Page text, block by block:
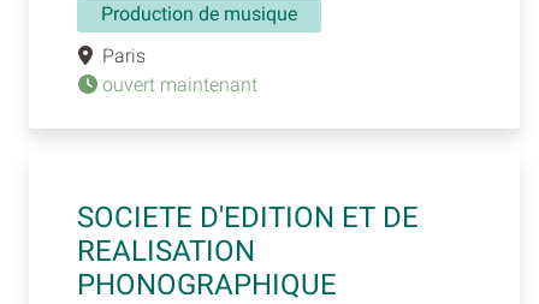
Production de musique
Paris
ouvert maintenant
SOCIETE D'EDITION ET DE
REALISATION
PHONOGRAPHIQUE